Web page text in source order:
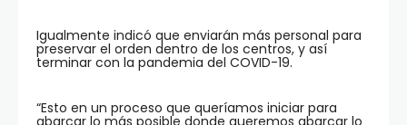
Igualmente indicó que enviarán más personal para
preservar el orden dentro de los centros, y así
terminar con la pandemia del COVID-19.
“Esto en un proceso que queríamos iniciar para
abarcar lo más posible donde queremos abarcar lo